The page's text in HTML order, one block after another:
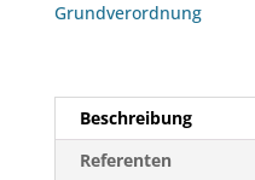
Grundverordnung
Beschreibung
Referenten